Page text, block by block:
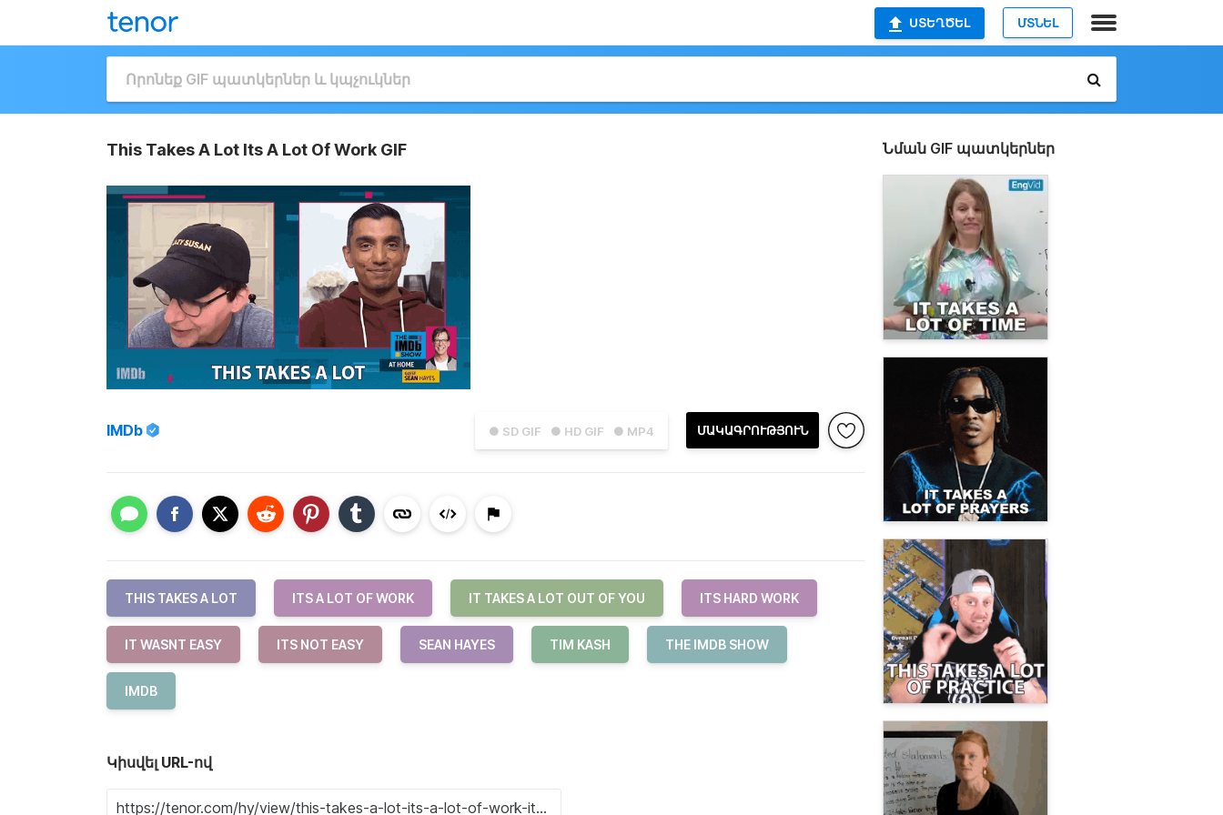
ՍՏԵՂԾԵԼ ՄՏՆԵԼ
This Takes A Lot Its A Lot Of Work GIF
● SD GIF ● HD GIF ● MP4 ՄԱԿԱԳՐՈՒԹՅՈՒՆ
IMDb
THIS TAKES A LOT ITS A LOT OF WORK IT TAKES A LOT OUT OF YOU ITS HARD WORK
IT WASNT EASY ITS NOT EASY SEAN HAYES TIM KASH THE IMDB SHOW
IMDB
Կիսվել URL-ով
Նման GIF պատկերներ